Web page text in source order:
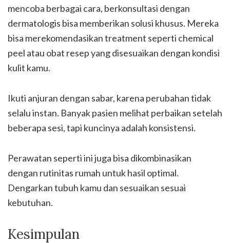
mencoba berbagai cara, berkonsultasi dengan
dermatologis bisa memberikan solusi khusus. Mereka
bisa merekomendasikan treatment seperti chemical
peel atau obat resep yang disesuaikan dengan kondisi
kulit kamu.
Ikuti anjuran dengan sabar, karena perubahan tidak
selalu instan. Banyak pasien melihat perbaikan setelah
beberapa sesi, tapi kuncinya adalah konsistensi.
Perawatan seperti ini juga bisa dikombinasikan
dengan rutinitas rumah untuk hasil optimal.
Dengarkan tubuh kamu dan sesuaikan sesuai
kebutuhan.
Kesimpulan